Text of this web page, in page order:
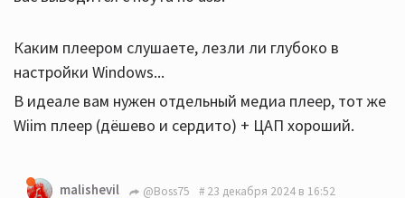
Каким плеером слушаете, лезли ли глубоко в
настройки Windows...
В идеале вам нужен отдельный медиа плеер, тот же
Wiim плеер (дёшево и сердито) + ЦАП хороший.
malishevil @Boss75 23 декабря 2024 в 16:52